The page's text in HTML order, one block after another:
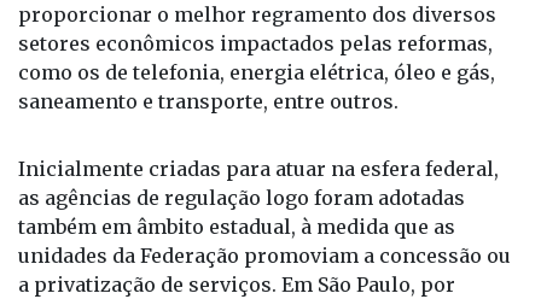
proporcionar o melhor regramento dos diversos
setores econômicos impactados pelas reformas,
como os de telefonia, energia elétrica, óleo e gás,
saneamento e transporte, entre outros.
Inicialmente criadas para atuar na esfera federal,
as agências de regulação logo foram adotadas
também em âmbito estadual, à medida que as
unidades da Federação promoviam a concessão ou
a privatização de serviços. Em São Paulo, por